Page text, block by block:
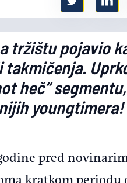
tržištu pojavio
takmičenja.
heč“
youngtimera!
pred
kratkom periodu